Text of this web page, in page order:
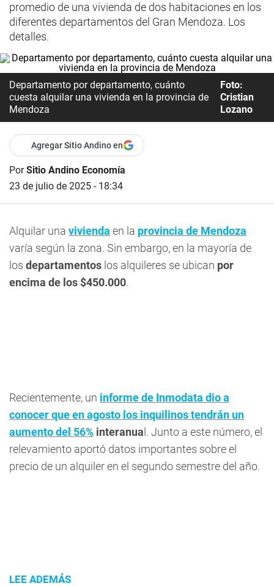
promedio de una vivienda de dos habitaciones en los
diferentes departamentos del Gran Mendoza. Los
detalles.
Departamento por departamento, cuánto
cuesta alquilar una vivienda en la provincia de
Mendoza
Foto:
Cristian
Lozano
Agregar Sitio Andino en
PorSitio Andino Economía
23 de julio de 2025 - 18:34
Alquilar una vivienda en la provincia de Mendoza
varía según la zona. Sin embargo, en la mayoría de
los departamentos los alquileres se ubican por
encima de los $450.000.
Recientemente, un informe de Inmodata dio a
conocer que en agosto los inquilinos tendrán un
aumento del 56% interanua l. Junto a este número, el
relevamiento aportó datos importantes sobre el
precio de un alquiler en el segundo semestre del año.
LEE ADEMÁS